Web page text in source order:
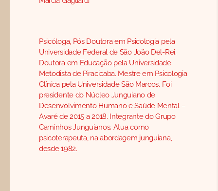
Psicóloga, Pós Doutora em Psicologia pela
Universidade Federal de São João Del-Rei.
Doutora em Educação pela Universidade
Metodista de Piracicaba. Mestre em Psicologia
Clínica pela Universidade São Marcos. Foi
presidente do Núcleo Junguiano de
Desenvolvimento Humano e Saúde Mental –
Avaré de 2015 a 2018. Integrante do Grupo
Caminhos Junguianos. Atua como
psicoterapeuta, na abordagem junguiana,
desde 1982.